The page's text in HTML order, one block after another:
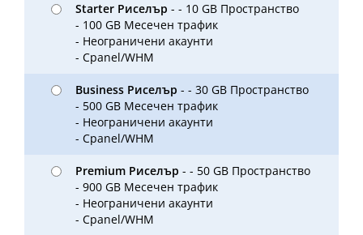
Starter Риселър - - 10 GB Пространство
- 100 GB Месечен трафик
- Неограничени акаунти
- Cpanel/WHM
Business Риселър - - 30 GB Пространство
- 500 GB Месечен трафик
- Неограничени акаунти
- Cpanel/WHM
Premium Риселър - - 50 GB Пространство
- 900 GB Месечен трафик
- Неограничени акаунти
- Cpanel/WHM